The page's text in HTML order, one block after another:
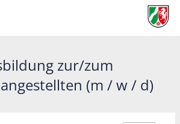
zur/zum
(m / w / d)